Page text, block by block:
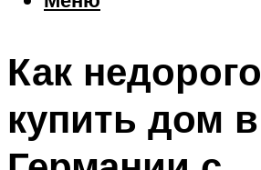
Шоппинг
Что посетить
Меню
Как недорого
купить дом в